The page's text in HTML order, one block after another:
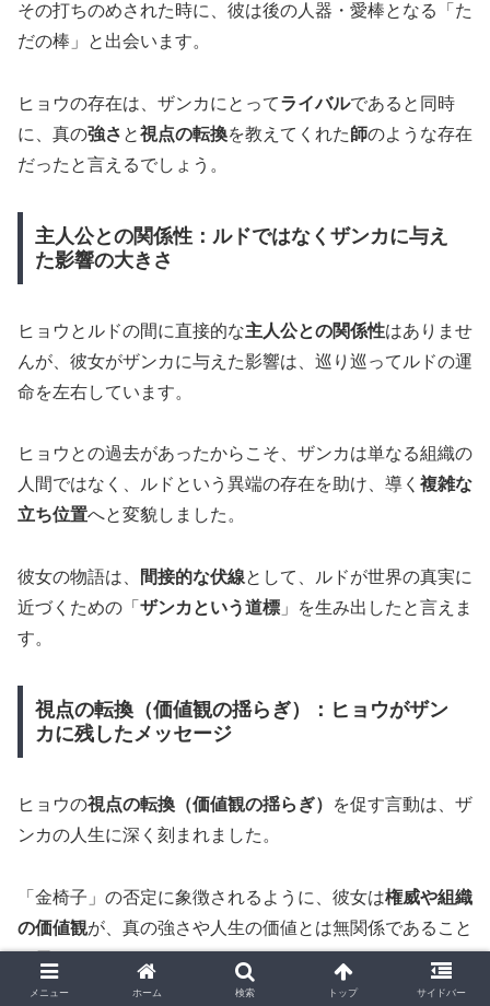
その打ちのめされた時に、彼は後の人器・愛棒となる「た
だの棒」と出会います。
ヒョウの存在は、ザンカにとってライバルであると同時
に、真の強さ と視点の転換を教えてくれた師のような存在
だったと言えるでしょう。
主人公との関係性：ルドではなくザンカに与え
た影響の大きさ
ヒョウとルドの間に直接的な主人公との関係性はありませ
んが、彼女がザンカに与えた影響は、巡り巡ってルドの運
命を左右しています。
ヒョウとの過去があったからこそ、ザンカは単なる組織の
人間ではなく、ルドという異端の存在を助け、導く 複雑な
立ち位置へと変貌しました。
彼女の物語は、 間接的な伏線として、ルドが世界の真実に
近づくための「 ザンカという道標 」を生み出したと言えま
す。
視点の転換（価値観の揺らぎ）：ヒョウがザン
カに残したメッセージ
ヒョウの視点の転換（価値観の揺らぎ）
を促す言動は、ザ
ンカの人生に深く刻まれました。
「金椅子」の否定に象徴されるように、彼女は権威や組織
の価値観が、真の強さや人生の価値とは無関係であること
メニュー ホーム 検索 トップ サイドバー